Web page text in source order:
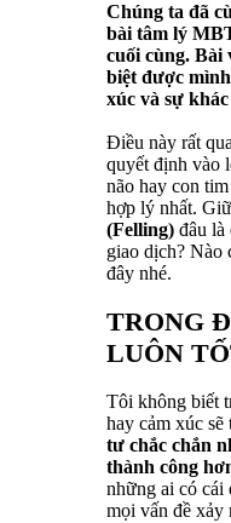
Chúng ta đã
bài tâm lý
cuối cùng. Bài
biệt được
xúc và sự
Điều này rất
quyết định vào
não hay con
hợp lý nhất.
(Felling) đâu là
giao dịch? Nào
đây nhé.
TRONG
LUÔN
Tôi không biết
hay cảm xúc
tư chắc chắn
thành công
những ai có cái
mọi vấn đề xảy